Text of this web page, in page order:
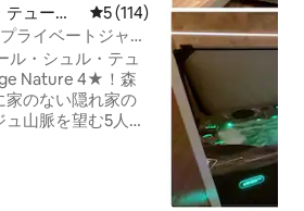
ュール
レビュー114件、5つ星中5つ
5 (114)
ライベートジャグ
ル・シュル・テュ
Nature 4★！森
家のない隠れ家の
山脈を望む5人用